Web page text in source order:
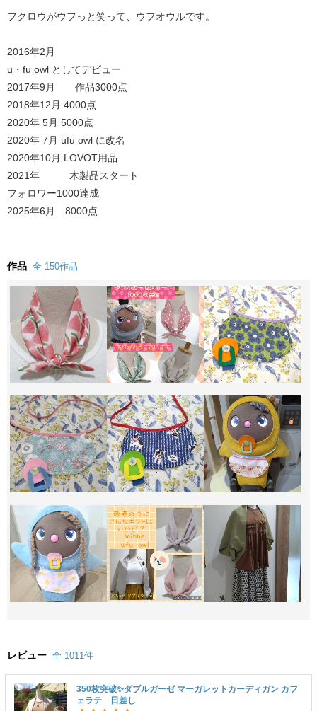
フクロウがウフっと笑って、ウフオウルです。
2016年2月
u・fu owl としてデビュー
2017年9月 作品3000点
2018年12月 4000点
2020年 5月 5000点
2020年 7月 ufu owl に改名
2020年10月 LOVOT用品
2021年 木製品スタート
フォロワー1000達成
2025年6月 8000点
作品 全 150作品
レビュー 全 1011件
350枚突破✨ダブルガーゼ マーガレットカーディガン カフ
ェラテ 日差し